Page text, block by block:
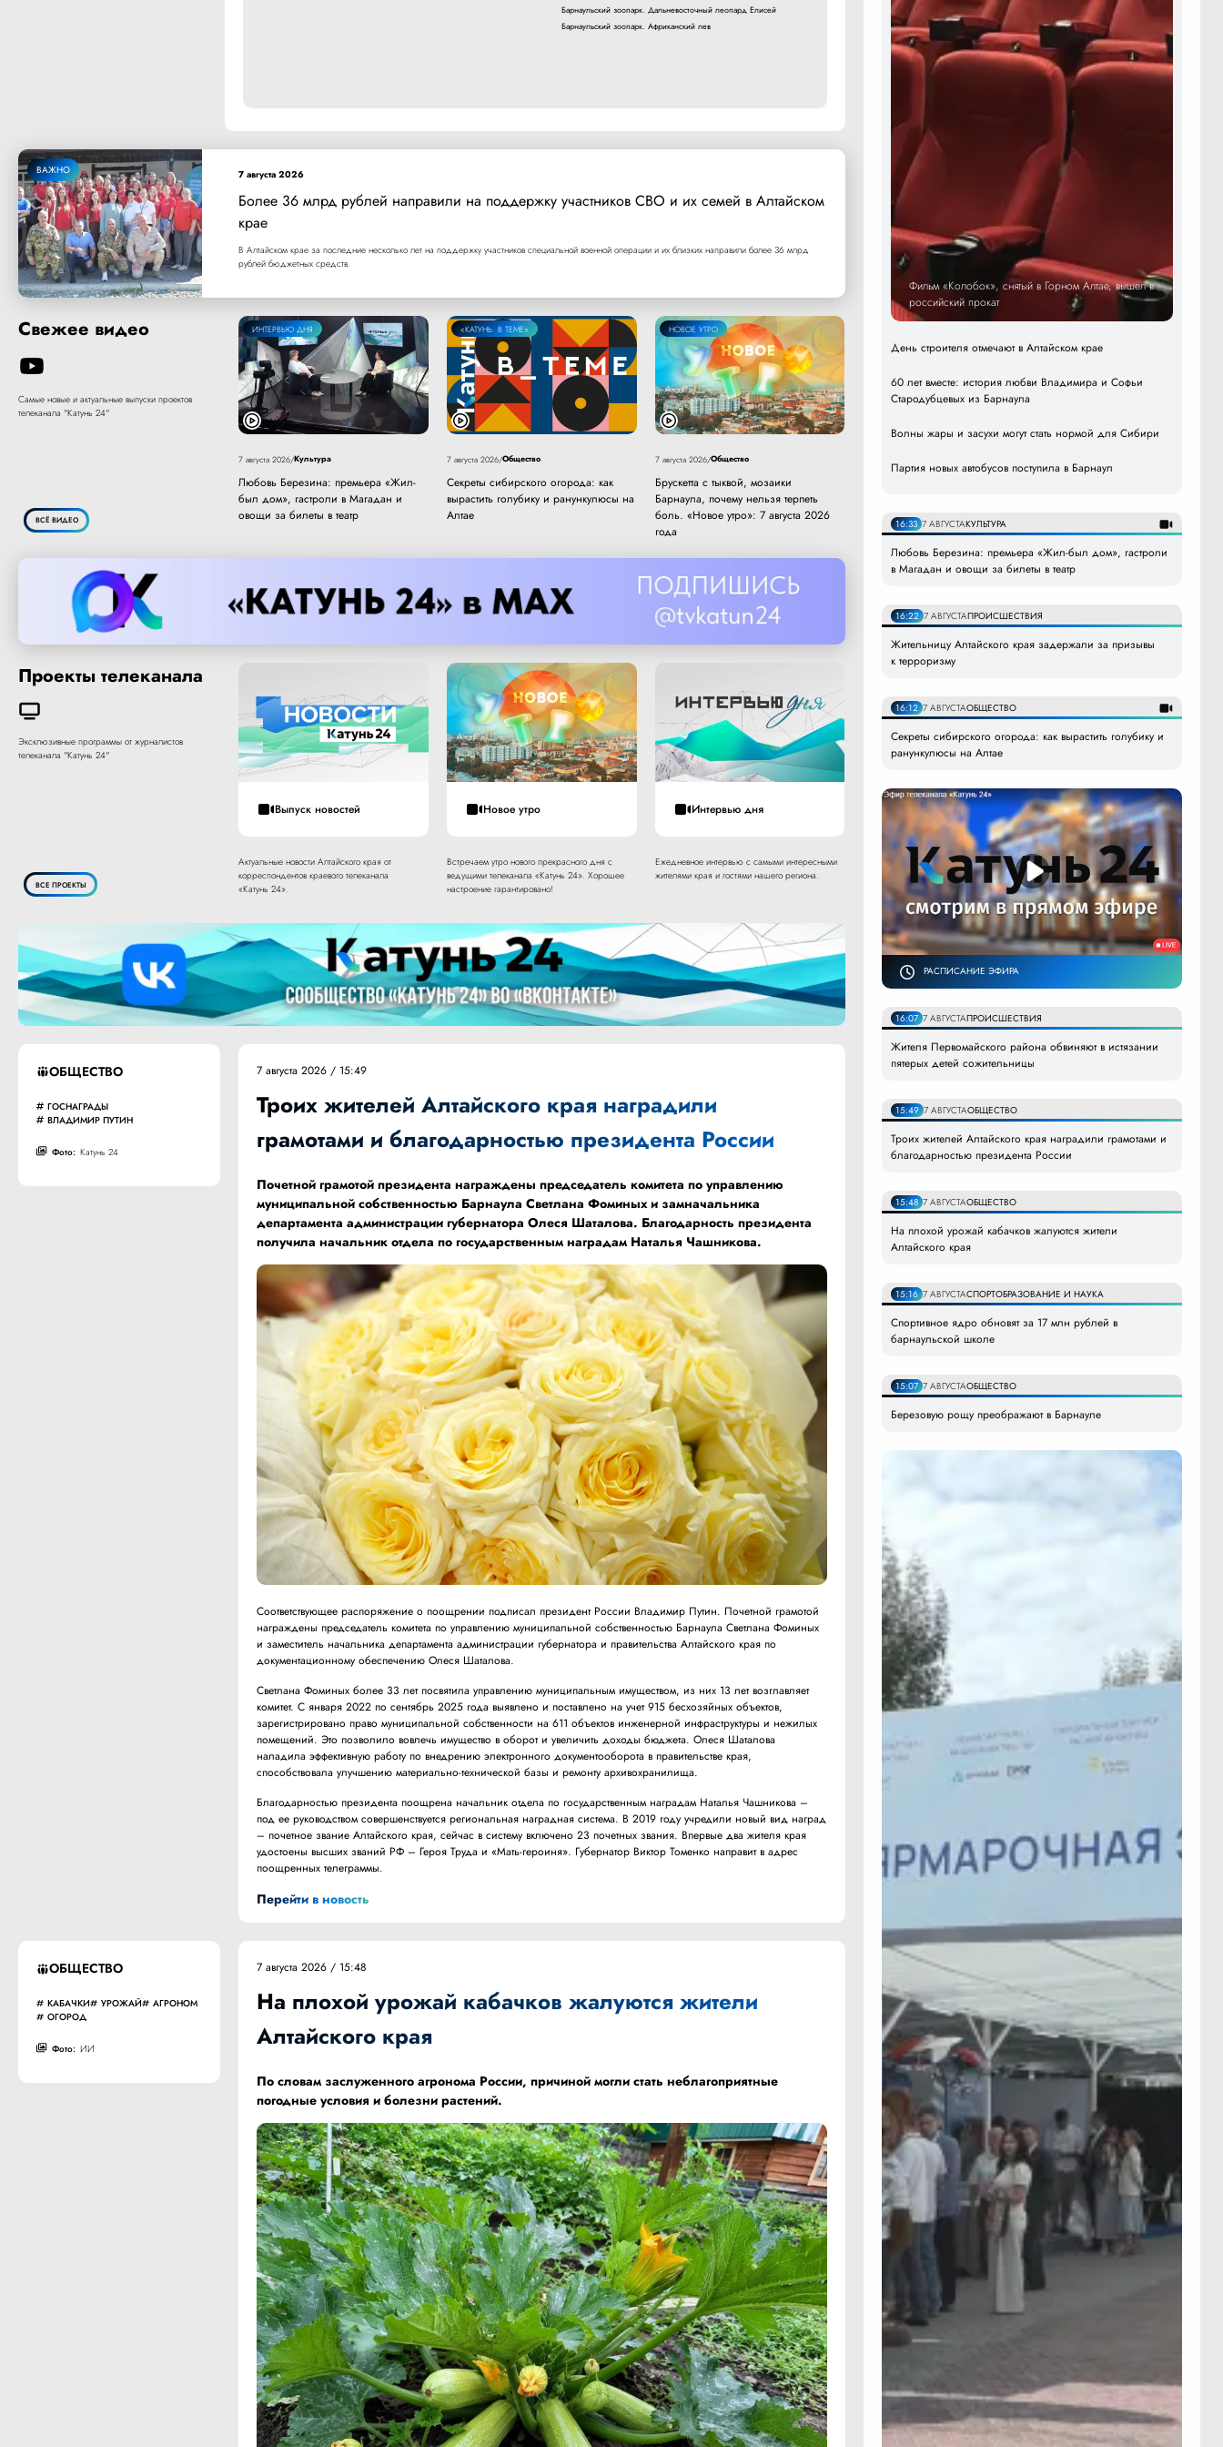
Барнаульский зоопарк. Дальневосточный леопард Елисей
Барнаульский зоопарк. Африканский лев
ВАЖНО 7 августа 2026
Более 36 млрд рублей направили на поддержку участников СВО и их семей в Алтайском
крае
В Алтайском крае за последние несколько лет на поддержку участников специальной военной операции и их близких направили более 36 млрд
рублей бюджетных средств.
Свежее видео
Самые новые и актуальные выпуски проектов
телеканала "Катунь 24"
ВСЁ ВИДЕО
ИНТЕРВЬЮ ДНЯ
7 августа 2026/Культура
Любовь Березина: премьера «Жил-
был дом», гастроли в Магадан и
овощи за билеты в театр
«КАТУНЬ. В ТЕМЕ»
7 августа 2026/Общество
Секреты сибирского огорода: как
вырастить голубику и ранункулюсы на
Алтае
НОВОЕ УТРО
7 августа 2026/Общество
Брускетта с тыквой, мозаики
Барнаула, почему нельзя терпеть
боль. «Новое утро»: 7 августа 2026
года
Проекты телеканала
Эксклюзивные программы от журналистов
телеканала "Катунь 24"
ВСЕ ПРОЕКТЫ
Выпуск новостей
Актуальные новости Алтайского края от
корреспондентов краевого телеканала
«Катунь 24».
Новое утро
Встречаем утро нового прекрасного дня с
ведущими телеканала «Катунь 24». Хорошее
настроение гарантировано!
Интервью дня
Ежедневное интервью с самыми интересными
жителями края и гостями нашего региона.
ОБЩЕСТВО
ГОСНАГРАДЫ
ВЛАДИМИР ПУТИН
Фото: Катунь 24
7 августа 2026 / 15:49
Троих жителей Алтайского края наградили
грамотами и благодарностью президента России
Почетной грамотой президента награждены председатель комитета по управлению
муниципальной собственностью Барнаула Светлана Фоминых и замначальника
департамента администрации губернатора Олеся Шаталова. Благодарность президента
получила начальник отдела по государственным наградам Наталья Чашникова.
Соответствующее распоряжение о поощрении подписал президент России Владимир Путин. Почетной грамотой
награждены председатель комитета по управлению муниципальной собственностью Барнаула Светлана Фоминых
и заместитель начальника департамента администрации губернатора и правительства Алтайского края по
документационному обеспечению Олеся Шаталова.
Светлана Фоминых более 33 лет посвятила управлению муниципальным имуществом, из них 13 лет возглавляет
комитет. С января 2022 по сентябрь 2025 года выявлено и поставлено на учет 915 бесхозяйных объектов,
зарегистрировано право муниципальной собственности на 611 объектов инженерной инфраструктуры и нежилых
помещений. Это позволило вовлечь имущество в оборот и увеличить доходы бюджета. Олеся Шаталова
наладила эффективную работу по внедрению электронного документооборота в правительстве края,
способствовала улучшению материально-технической базы и ремонту архивохранилища.
Благодарностью президента поощрена начальник отдела по государственным наградам Наталья Чашникова –
под ее руководством совершенствуется региональная наградная система. В 2019 году учредили новый вид наград
– почетное звание Алтайского края, сейчас в систему включено 23 почетных звания. Впервые два жителя края
удостоены высших званий РФ – Героя Труда и «Мать-героиня». Губернатор Виктор Томенко направит в адрес
поощренных телеграммы.
Перейти в новость
ОБЩЕСТВО
КАБАЧКИ УРОЖАЙ
АГРОНОМ
ОГОРОД
Фото: ИИ
7 августа 2026 / 15:48
На плохой урожай кабачков жалуются жители
Алтайского края
По словам заслуженного агронома России, причиной могли стать неблагоприятные
погодные условия и болезни растений.
Фильм «Колобок», снятый в Горном Алтае, вышел в
российский прокат
День строителя отмечают в Алтайском крае
60 лет вместе: история любви Владимира и Софьи
Стародубцевых из Барнаула
Волны жары и засухи могут стать нормой для Сибири
Партия новых автобусов поступила в Барнаул
16:33 7 АВГУСТАКУЛЬТУРА
Любовь Березина: премьера «Жил-был дом», гастроли
в Магадан и овощи за билеты в театр
16:22 7 АВГУСТАПРОИСШЕСТВИЯ
Жительницу Алтайского края задержали за призывы
к терроризму
16:12 7 АВГУСТАОБЩЕСТВО
Секреты сибирского огорода: как вырастить голубику и
ранункулюсы на Алтае
РАСПИСАНИЕ ЭФИРА
16:07 7 АВГУСТАПРОИСШЕСТВИЯ
Жителя Первомайского района обвиняют в истязании
пятерых детей сожительницы
15:49 7 АВГУСТАОБЩЕСТВО
Троих жителей Алтайского края наградили грамотами и
благодарностью президента России
15:48 7 АВГУСТАОБЩЕСТВО
На плохой урожай кабачков жалуются жители
Алтайского края
15:16 7 АВГУСТАСПОРТОБРАЗОВАНИЕ И НАУКА
Спортивное ядро обновят за 17 млн рублей в
барнаульской школе
15:07 7 АВГУСТАОБЩЕСТВО
Березовую рощу преображают в Барнауле